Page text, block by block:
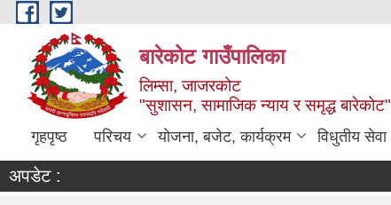
Skip to main content
बारेकोट गाउँपालिका
लिम्सा, जाजरकोट
"सुशासन, सामाजिक न्याय र समृद्ध बारेकोट"
गृहपृष्ठ परिचय योजना, बजेट, कार्यक्रम विधुतीय सेवा
अपडेट :